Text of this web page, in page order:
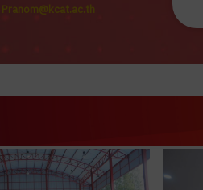
Pranom@kcat.ac.th